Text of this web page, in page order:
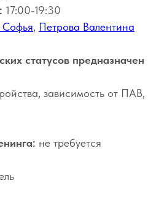
17:00-19:30
Софья, Петрова Валентина
статусов предназначен
зависимость от ПАВ,
не требуется